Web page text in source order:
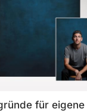
für eigene